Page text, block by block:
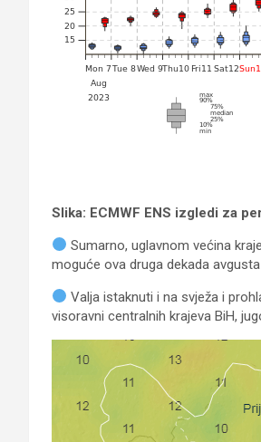
Slika: ECMWF ENS izgledi za
Sumarno, uglavnom većina
moguće ova druga dekada
Valja istaknuti i na svježa i
visoravni centralnih krajeva BiH,